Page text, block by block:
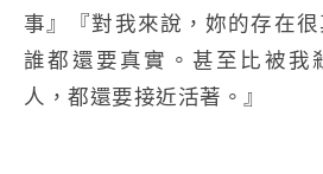
事』『對我來說，妳的存在
誰都還要真實。甚至比被我
人，都還要接近活著。』